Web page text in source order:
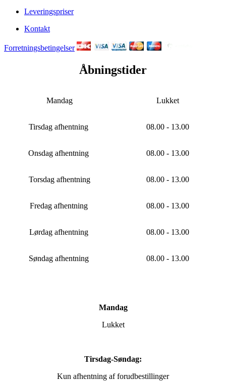
Leveringspriser
Kontakt
Forretningsbetingelser
Åbningstider
Mandag Lukket
Tirsdag afhentning 08.00 - 13.00
Onsdag afhentning 08.00 - 13.00
Torsdag afhentning 08.00 - 13.00
Fredag afhentning 08.00 - 13.00
Lørdag afhentning 08.00 - 13.00
Søndag afhentning 08.00 - 13.00
Mandag
Lukket
Tirsdag-Søndag:
Kun afhentning af forudbestillinger